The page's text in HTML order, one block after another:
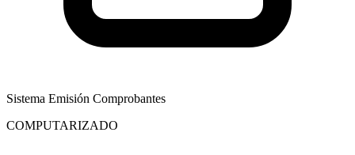
Sistema Emisión Comprobantes
COMPUTARIZADO